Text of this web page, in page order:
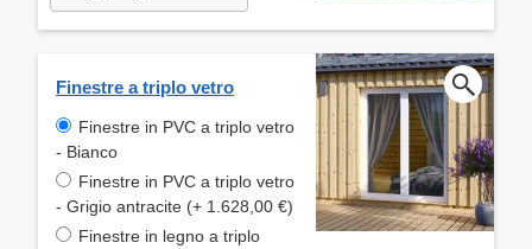
Finestre a triplo vetro
Finestre in PVC a triplo vetro
- Bianco
Finestre in PVC a triplo vetro
- Grigio antracite (+ 1.628,00 €)
Finestre in legno a triplo